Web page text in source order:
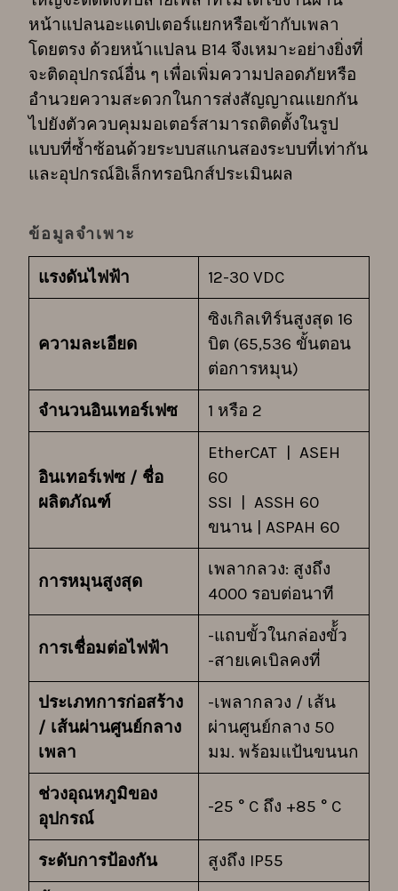
หน้าแปลนอะแดปเตอร์แยกหรือเข้ากับเพลา
โดยตรง ด้วยหน้าแปลน B14 จึงเหมาะอย่างยิ่งที่
จะติดอุปกรณ์อื่น ๆ เพื่อเพิ่มความปลอดภัยหรือ
อำนวยความสะดวกในการส่งสัญญาณแยกกัน
ไปยังตัวควบคุมมอเตอร์สามารถติดตั้งในรูป
แบบที่ซ้ำซ้อนด้วยระบบสแกนสองระบบที่เท่ากัน
และอุปกรณ์อิเล็กทรอนิกส์ประเมินผล
ข้อมูลจำเพาะ
แรงดันไฟฟ้า 12-30 VDC
ความละเอียด
ซิงเกิลเทิร์นสูงสุด 16
บิต (65,536 ขั้นตอน
ต่อการหมุน)
จำนวนอินเทอร์เฟซ 1 หรือ 2
อินเทอร์เฟซ / ชื่อ
ผลิตภัณฑ์
EtherCAT | ASEH
60
SSI | ASSH 60
ขนาน | ASPAH 60
การหมุนสูงสุด
เพลากลวง: สูงถึง
4000 รอบต่อนาที
การเชื่อมต่อไฟฟ้า
-แถบขั้วในกล่องขั้้ว
-สายเคเบิลคงที่
ประเภทการก่อสร้าง
/ เส้นผ่านศูนย์กลาง
เพลา
-เพลากลวง / เส้น
ผ่านศูนย์กลาง 50
มม. พร้อมแป้นขนนก
ช่วงอุณหภูมิของ
อุปกรณ์
-25 ° C ถึง +85 ° C
ระดับการป้องกัน สูงถึง IP55